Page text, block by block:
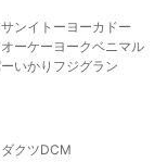
ンイトーヨーカドー
オーケー ヨークベニマル
いかり フジグラン
クツDCM